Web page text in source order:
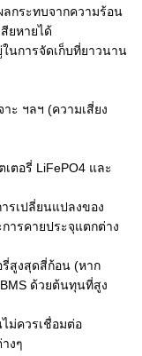
ลกระทบจากความร้อน
ยหายได้
ในการจัดเก็บที่ยาวนาน
าะ ฯลฯ (ความเสี่ยง
ตอรี่ LiFePO4 และ
รเปลี่ยนแปลงของ
ารคายประจุแตกต่าง
สูงสุดสี่ก้อน (หาก
ด้วยต้นทุนที่สูง
ม่ควรเชื่อมต่อ
งๆ